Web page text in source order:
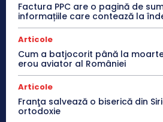
Factura PPC are o pagină de
informațiile care contează la
Articole
Cum a batjocorit până la
erou aviator al României
Articole
Franţa salvează o biserică din
ortodoxie